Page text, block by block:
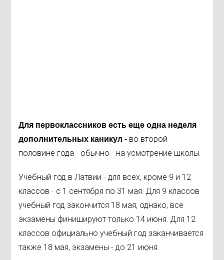
Для первоклассников есть еще одна неделя
дополнительных каникул - во второй
половине года - обычно - на усмотрение школы.
Учебный год в Латвии - для всех, кроме 9 и 12
классов - с 1 сентября по 31 мая. Для 9 классов
учебный год закончится 18 мая, однако, все
экзамены финишируют только 14 июня. Для 12
классов официально учебный год заканчивается
также 18 мая, экзамены - до 21 июня.